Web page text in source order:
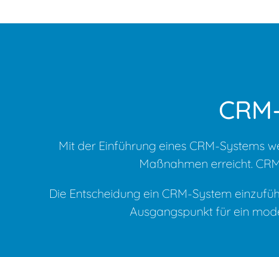
Mit der Einführung eines CRM-Systems
Maßnahmen erreicht.
Die Entscheidung ein CRM-System
Ausgangspunkt für ein